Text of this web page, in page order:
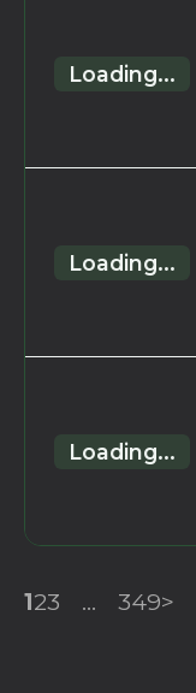
Loading...
Loading...
Loading...
123 ... 349>